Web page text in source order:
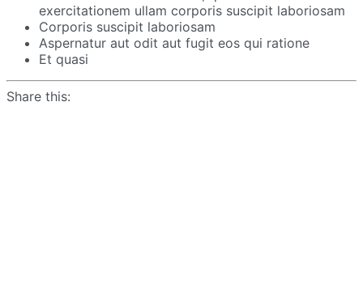
exercitationem ullam corporis suscipit laboriosam
Corporis suscipit laboriosam
Aspernatur aut odit aut fugit eos qui ratione
Et quasi
Share this: